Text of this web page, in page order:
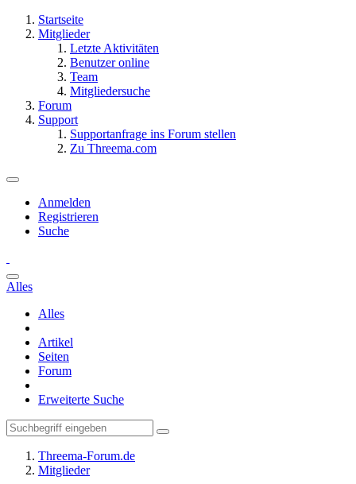
Startseite
Mitglieder
Letzte Aktivitäten
Benutzer online
Team
Mitgliedersuche
Forum
Support
Supportanfrage ins Forum stellen
Zu Threema.com
Anmelden
Registrieren
Suche
Alles
Alles
Artikel
Seiten
Forum
Erweiterte Suche
Threema-Forum.de
Mitglieder